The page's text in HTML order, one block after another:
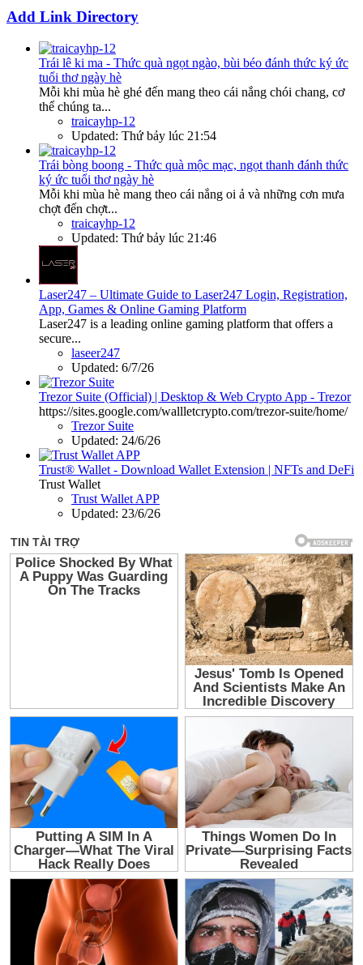
Add Link Directory
Trái lê ki ma - Thức quà ngọt ngào, bùi béo đánh thức ký ức
tuổi thơ ngày hè
Mỗi khi mùa hè ghé đến mang theo cái nắng chói chang, cơ
thể chúng ta...
traicayhp-12
Updated: Thứ bảy lúc 21:54
Trái bòng boong - Thức quà mộc mạc, ngọt thanh đánh thức
ký ức tuổi thơ ngày hè
Mỗi khi mùa hè mang theo cái nắng oi ả và những cơn mưa
chợt đến chợt...
traicayhp-12
Updated: Thứ bảy lúc 21:46
Laser247 – Ultimate Guide to Laser247 Login, Registration,
App, Games & Online Gaming Platform
Laser247 is a leading online gaming platform that offers a
secure...
laseer247
Updated: 6/7/26
Trezor Suite (Official) | Desktop & Web Crypto App - Trezor
https://sites.google.com/wallletcrypto.com/trezor-suite/home/
Trezor Suite
Updated: 24/6/26
Trust® Wallet - Download Wallet Extension | NFTs and DeFi
Trust Wallet
Trust Wallet APP
Updated: 23/6/26